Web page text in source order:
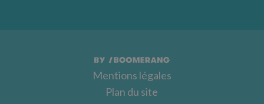
Mentions légales
Plan du site